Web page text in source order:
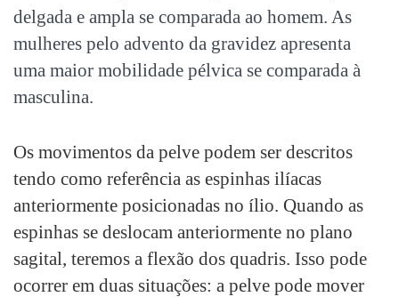
delgada e ampla se comparada ao homem. As
mulheres pelo advento da gravidez apresenta
uma maior mobilidade pélvica se comparada à
masculina.
Os movimentos da pelve podem ser descritos
tendo como referência as espinhas ilíacas
anteriormente posicionadas no ílio. Quando as
espinhas se deslocam anteriormente no plano
sagital, teremos a flexão dos quadris. Isso pode
ocorrer em duas situações: a pelve pode mover